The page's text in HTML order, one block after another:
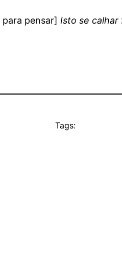
para pensar] Isto se
Tags: